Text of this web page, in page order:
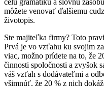
môžete venovať ďalšiemu
životopis.
Ste majiteľka firmy? Toto
Prvá je vo vzťahu ku svojim
viac, možno prídete na to, že
činnosti spoločnosti a zvyšok
váš vzťah s dodávateľmi a
všimnúť, že 20 % z nich